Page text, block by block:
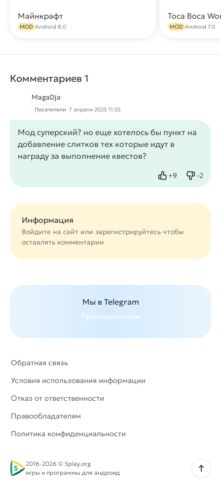
Майнкрафт
MOD Android 8.0
Toca Boca
MOD Android 7.0
Комментариев 1
MagaDja
Посетители 7 апреля 2025 11:55
Мод суперский? но еще хотелось бы пункт на
добавление слитков тех которые идут в
награду за выполнение квестов?
+9
Нравится -2
Не
Информация
Войдите на сайт или зарегистрируйтесь чтобы
оставлять комментарии
Мы в Telegram
Присоединиться
Обратная связь
Условия использования информации
Отказ от ответственности
Правообладателям
Политика конфиденциальности
2016-2026 © 5play.org
игры и программы для андроид
Наверх